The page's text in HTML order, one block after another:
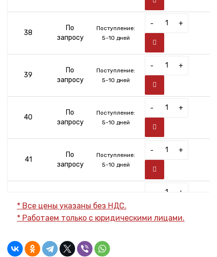
38
По
запросу
Поступление:
5-10 дней
- +
39
По
запросу
Поступление:
5-10 дней
- +
40
По
запросу
Поступление:
5-10 дней
- +
41
По
запросу
Поступление:
5-10 дней
- +
42
запросу
5-10 дней
+
43
По
запросу
5-10 дней
* Все цены указаны без НДС.
* Работаем только с юридическими лицами.